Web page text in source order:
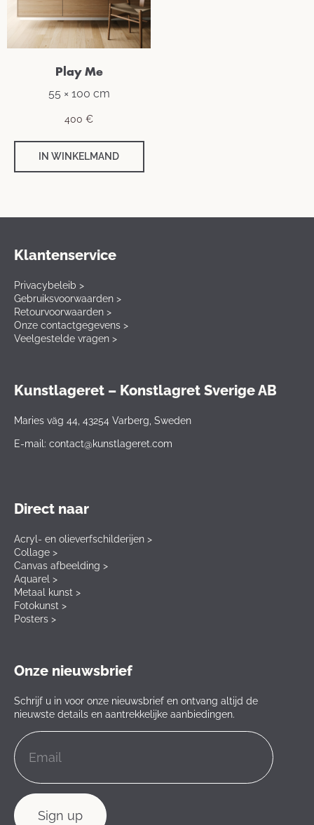
Play Me
55 × 100 cm
400€
IN WINKELMAND
Klantenservice
Privacybeleib >
Gebruiksvoorwaarden >
Retourvoorwaarden >
Onze contactgegevens >
Veelgestelde vragen >
Kunstlageret – Konstlagret Sverige AB
Maries väg 44, 43254 Varberg, Sweden
E-mail: contact@kunstlageret.com
Direct naar
Acryl- en olieverfschilderijen >
Collage >
Canvas afbeelding >
Aquarel >
Metaal kunst >
Fotokunst >
Posters >
Onze nieuwsbrief
Schrijf u in voor onze nieuwsbrief en ontvang altijd de
nieuwste details en aantrekkelijke aanbiedingen.